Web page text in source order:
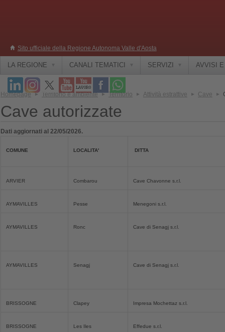
Sito ufficiale della Regione Autonoma Valle d'Aosta
LA REGIONE CANALI TEMATICI SERVIZI AVVISI
Homepage Territorio e ambiente Territorio Attività estrattive Cave
Cave autorizzate
Dati aggiornati al 22/05/2026.
COMUNE LOCALITA' DITTA
ARVIER Combarou Cave Chavonne s.r.l.
AYMAVILLES Pesse Menegoni s.r.l.
AYMAVILLES Ronc Cave di Senagj s.r.l.
AYMAVILLES Senagj Cave di Senagj s.r.l.
BRISSOGNE Clapey Impresa Mochettaz s.r.l.
BRISSOGNE Les Iles Effedue s.r.l.